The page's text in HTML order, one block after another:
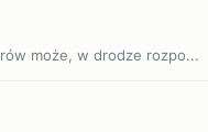
może, w drodze rozpo...